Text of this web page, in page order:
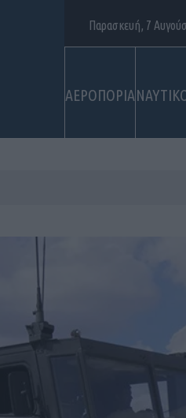
ΑΕΡΟΠΟΡΙΑ
Παρασκευή, 7